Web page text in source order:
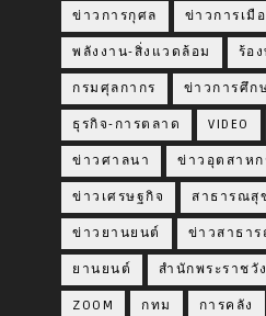
ข่าวการกุศล ข่าวการเมือ
พลังงาน-สิ่งแวดล้อม ร้อ
กรมศุลกากร ข่าวการศึก
ธุรกิจ-การตลาด VIDEO
ข่าวศาลนา ข่าวอุตสาหก
ข่าวเศรษฐกิจ สาธารณสุ
ข่าวยานยนต์ ข่าวสาธา
ยานยนต์ สำนักพระราชวัง
ZOOM กทม การคลัง